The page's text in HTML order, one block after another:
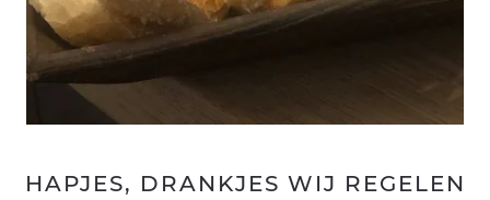
HAPJES, DRANKJES WIJ REGELEN